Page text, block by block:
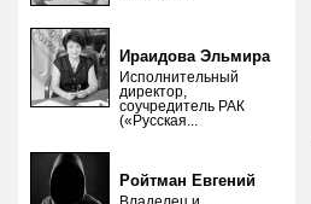
Ираидова Эльмира
Исполнительный
директор,
соучредитель РАК
(«Русская...
Ройтман Евгений